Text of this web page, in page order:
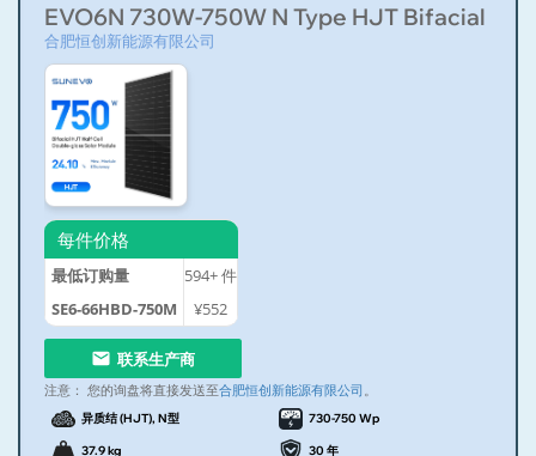
EVO6N 730W-750W N Type HJT Bifacial
合肥恒创新能源有限公司
每件价格
最低订购量 594+件
SE6-66HBD-750M
¥552
联系生产商
注意： 您的询盘将直接发送至合肥恒创新能源有限公司 。
异质结 (HJT), N型 730-750 Wp
37.9 kg
30 年